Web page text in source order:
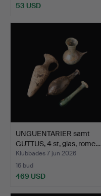
53 USD
UNGUENTARIER samt
GUTTUS, 4 st, glas, rome…
Klubbades 7 jun 2026
16 bud
469 USD